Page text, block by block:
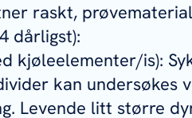
raskt,
dårligst):
kjøleelementer/is):
kan
Levende litt større